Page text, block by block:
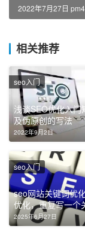
2022年7月27日
相关推荐
浅谈SEO优化入门
及伪原创的写法
2022年9月2日
seo入门
seo网站关键词优
优化，重复写一个
2025年6月27日
seo入门